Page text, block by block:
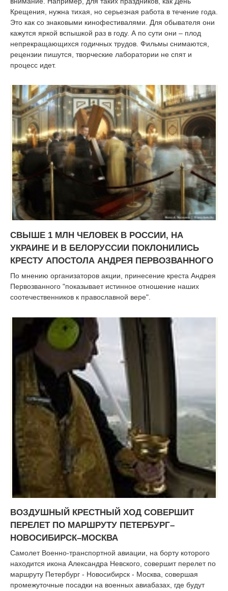
Крещения, нужна тихая, но серьезная работа в течение года.
Это как со знаковыми кинофестивалями. Для обывателя они
кажутся яркой вспышкой раз в году. А по сути они – плод
непрекращающихся годичных трудов. Фильмы снимаются,
рецензии пишутся, творческие лаборатории не спят и
процесс идет.
СВЫШЕ 1 МЛН ЧЕЛОВЕК В РОССИИ, НА
УКРАИНЕ И В БЕЛОРУССИИ ПОКЛОНИЛИСЬ
КРЕСТУ АПОСТОЛА АНДРЕЯ ПЕРВОЗВАННОГО
По мнению организаторов акции, принесение креста Андрея
Первозванного "показывает истинное отношение наших
соотечественников к православной вере".
ВОЗДУШНЫЙ КРЕСТНЫЙ ХОД СОВЕРШИТ
ПЕРЕЛЕТ ПО МАРШРУТУ ПЕТЕРБУРГ–
НОВОСИБИРСК–МОСКВА
Самолет Военно-транспортной авиации, на борту которого
находится икона Александра Невского, совершит перелет по
маршруту Петербург - Новосибирск - Москва, совершая
промежуточные посадки на военных авиабазах, где будут